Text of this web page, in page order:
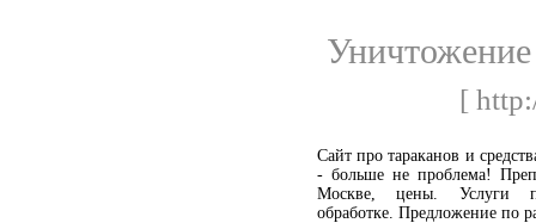
[
Cайт про тараканов и
- больше не проблема!
Москве, цены. Услуги по
обработке. Предложение по